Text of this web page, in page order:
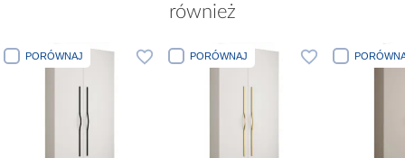
również
PORÓWNAJ PORÓWNAJ